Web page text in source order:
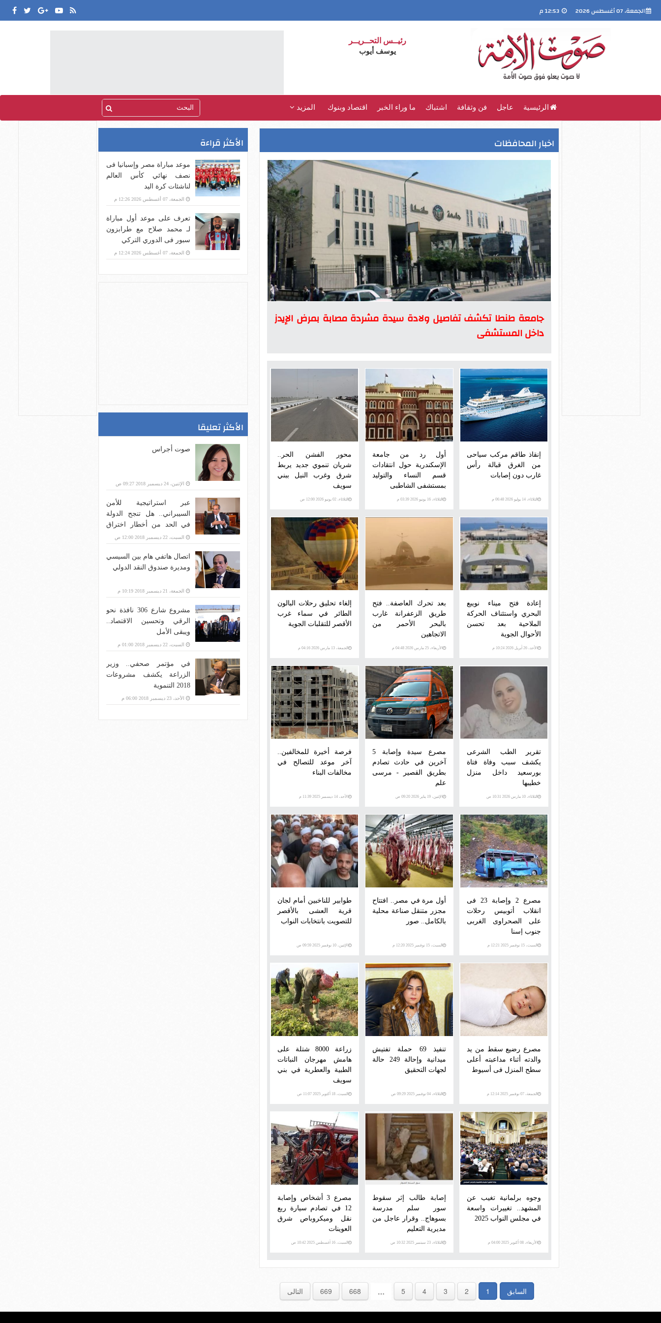
الجمعة، 07 أغسطس 2026
رئيــس التحــريــر
يوسف أيوب
الرئيسية عاجل فن وثقافة اشتباك ما وراء الخبر اقتصاد وبنوك المزيد
اخبار المحافظات
جامعة طنطا تكشف تفاصيل ولادة سيدة مشردة مصابة بمرض الإيدز
داخل المستشفى
إنقاذ طاقم مركب سياحى
من الغرق قبالة رأس
غارب دون إصابات
الثلاثاء، 14 يوليو 2026 06:48 م
أول رد من جامعة
الإسكندرية حول انتقادات
قسم النساء والتوليد
بمستشفى الشاطبى
الثلاثاء، 16 يونيو 2026 03:39 م
محور الفشن الحر..
شريان تنموي جديد يربط
شرق وغرب النيل ببني
سويف
الثلاثاء، 02 يونيو 2026 12:00 ص
إعادة فتح ميناء نويبع
البحري واستئناف الحركة
الملاحية بعد تحسن
الأحوال الجوية
الأحد، 26 أبريل 2026 10:24 م
بعد تحرك العاصفة.. فتح
طريق الزعفرانة غارب
بالبحر الأحمر من
الاتجاهين
الأربعاء، 25 مارس 2026 04:48 م
إلغاء تحليق رحلات البالون
الطائر في سماء غرب
الأقصر للتقلبات الجوية
الجمعة، 13 مارس 2026 04:16 م
تقرير الطب الشرعى
يكشف سبب وفاة فتاة
بورسعيد داخل منزل
خطيبها
الثلاثاء، 10 مارس 2026 10:31 ص
مصرع سيدة وإصابة 5
آخرين في حادث تصادم
بطريق القصير - مرسى
علم
الإثنين، 19 يناير 2026 09:20 ص
فرصة أخيرة للمخالفين..
آخر موعد للتصالح في
مخالفات البناء
الأحد، 14 ديسمبر 2025 11:39 م
مصرع 2 وإصابة 23 فى
انقلاب أتوبيس رحلات
على الصحراوى الغربى
جنوب إسنا
السبت، 15 نوفمبر 2025 12:21 م
أول مرة في مصر.. افتتاح
مجزر متنقل صناعة محلية
بالكامل.. صور
السبت، 15 نوفمبر 2025 12:20 م
طوابير للناخبين أمام لجان
قرية العشى بالأقصر
للتصويت بانتخابات النواب
الإثنين، 10 نوفمبر 2025 09:59 ص
مصرع رضيع سقط من يد
والدته أثناء مداعبته أعلى
سطح المنزل فى أسيوط
الجمعة، 07 نوفمبر 2025 12:14 م
تنفيذ 69 حملة تفتيش
ميدانية وإحالة 249 حالة
لجهات التحقيق
الثلاثاء، 04 نوفمبر 2025 09:29 ص
زراعة 8000 شتلة على
هامش مهرجان النباتات
الطبية والعطرية في بني
سويف
السبت، 18 أكتوبر 2025 11:07 ص
وجوه برلمانية تغيب عن
المشهد.. تغييرات واسعة
في مجلس النواب 2025
الأربعاء، 08 أكتوبر 2025 04:00 م
إصابة طالب إثر سقوط
سور سلم مدرسة
بسوهاج.. وقرار عاجل من
مديرية التعليم
الثلاثاء، 23 سبتمبر 2025 10:32 ص
مصرع 3 أشخاص وإصابة
12 في تصادم سيارة ربع
نقل وميكروباص شرق
العوينات
السبت، 16 أغسطس 2025 10:42 ص
السابق 1
2
3
4
5
…
668
669 التالى
الأكثر قراءة
موعد مباراة مصر وإسبانيا فى
نصف نهائي كأس العالم
لناشئات كرة اليد
الجمعة، 07 أغسطس 2026 12:26 م
تعرف على موعد أول مباراة
لـ محمد صلاح مع طرابزون
سبور فى الدوري التركي
الجمعة، 07 أغسطس 2026 12:24 م
الأكثر تعليقا
صوت أجراس
الإثنين، 24 ديسمبر 2018 09:27 ص
عبر استراتيجية للأمن
السيبراني.. هل تنجح الدولة
في الحد من أخطار اختراق
بنية الاتصالات؟
السبت، 22 ديسمبر 2018 12:00 ص
اتصال هاتفي هام بين السيسي
ومديرة صندوق النقد الدولي
الجمعة، 21 ديسمبر 2018 10:19 م
مشروع شارع 306 نافذة نحو
الرقي وتحسين الاقتصاد..
ويبقى الأمل
السبت، 22 ديسمبر 2018 01:00 م
في مؤتمر صحفي.. وزير
الزراعة يكشف مشروعات
2018 التنموية
الأحد، 23 ديسمبر 2018 06:00 م